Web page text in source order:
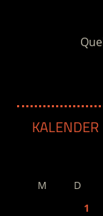
KALENDER
M D
1